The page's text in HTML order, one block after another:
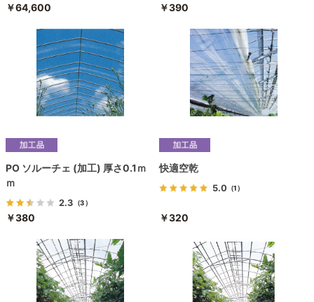
￥64,600 ￥390
PO ソルーチェ (加工) 厚さ0.1ｍ
ｍ
2.3 （3）
￥380
快適空乾
5.0 （1）
￥320